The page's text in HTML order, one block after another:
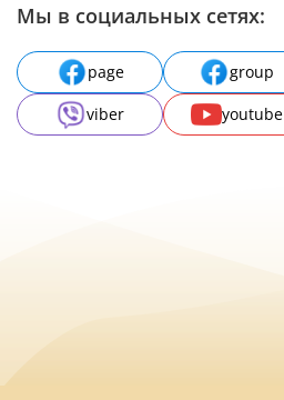
Мы в социальных сетях:
page group
viber
youtube